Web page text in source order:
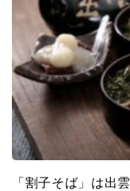
「割子そば」は出